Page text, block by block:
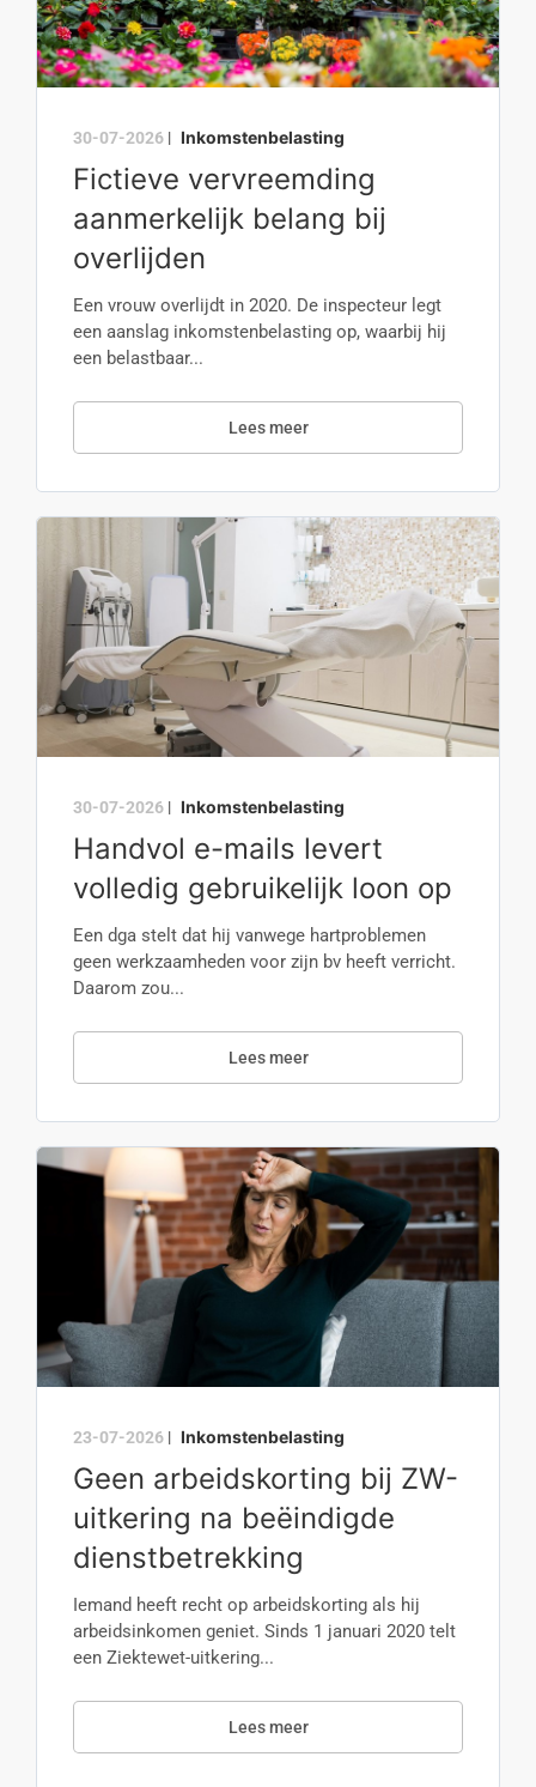
30-07-2026 | Inkomstenbelasting
Fictieve vervreemding
aanmerkelijk belang bij
overlijden
Een vrouw overlijdt in 2020. De inspecteur legt
een aanslag inkomstenbelasting op, waarbij hij
een belastbaar...
Lees meer
30-07-2026 | Inkomstenbelasting
Handvol e-mails levert
volledig gebruikelijk loon op
Een dga stelt dat hij vanwege hartproblemen
geen werkzaamheden voor zijn bv heeft verricht.
Daarom zou...
Lees meer
23-07-2026 | Inkomstenbelasting
Geen arbeidskorting bij ZW-
uitkering na beëindigde
dienstbetrekking
Iemand heeft recht op arbeidskorting als hij
arbeidsinkomen geniet. Sinds 1 januari 2020 telt
een Ziektewet-uitkering...
Lees meer